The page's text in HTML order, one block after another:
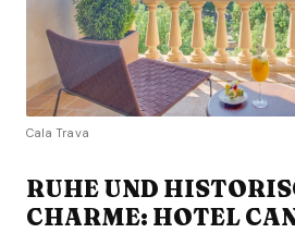
Cala Trava
RUHE UND
CHARME: HOTEL